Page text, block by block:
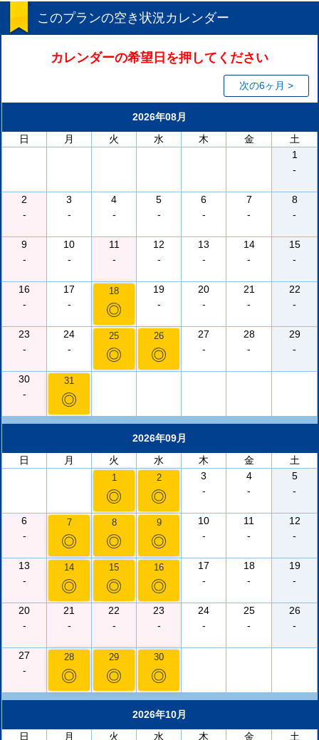
このプランの空き状況カレンダー
カレンダーの希望日を押してください
次の6ヶ月 >
2026年08月
日
月 火 水 木 金
土
1
-
2
-
3
-
4
-
5
-
6
-
7
-
8
-
9
-
10
-
11
-
12
-
13
-
14
-
15
-
16
-
17
-
18
◎
19
-
20
-
21
-
22
-
23
-
24
-
25
◎
26
◎
27
-
28
-
29
-
30
-
31
◎
2026年09月
日
月 火 水 木 金 土
1
◎
2
◎
3
-
4
-
5
-
6
-
7
◎
8
◎
9
◎
10
-
11
-
12
-
13
-
14
◎
15
◎
16
◎
17
-
18
-
19
-
20
-
21
-
22
-
23
-
24
-
25
-
26
-
27
-
28
◎
29
◎
30
◎
2026年10月
日
月 火 水 木 金 土